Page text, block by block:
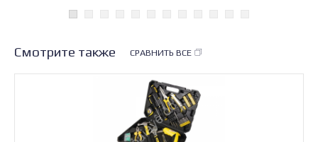
Смотрите также СРАВНИТЬ ВСЕ